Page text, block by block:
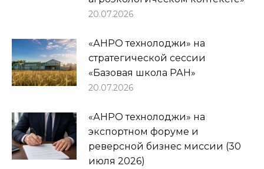
20.07.2026
«АНРО технолоджи» на
стратегической сессии
«Базовая школа РАН»
20.07.2026
«АНРО технолоджи» на
экспортном форуме и
реверсной бизнес миссии (30
июля 2026)